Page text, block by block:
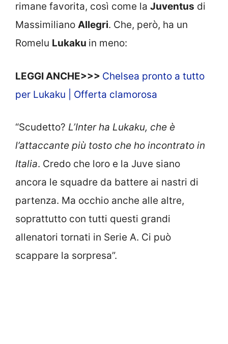
rimane favorita, così come la Juventus di
Massimiliano Allegri. Che, però, ha un
Romelu Lukaku in meno:
LEGGI ANCHE>>> Chelsea pronto a tutto
per Lukaku | Offerta clamorosa
“Scudetto? L’Inter ha Lukaku, che è
l’attaccante più tosto che ho incontrato in
Italia. Credo che loro e la Juve siano
ancora le squadre da battere ai nastri di
partenza. Ma occhio anche alle altre,
soprattutto con tutti questi grandi
allenatori tornati in Serie A. Ci può
scappare la sorpresa”.